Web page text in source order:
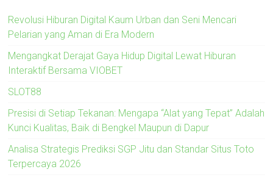
Revolusi Hiburan Digital Kaum Urban dan Seni Mencari
Pelarian yang Aman di Era Modern
Mengangkat Derajat Gaya Hidup Digital Lewat Hiburan
Interaktif Bersama VIOBET
SLOT88
Presisi di Setiap Tekanan: Mengapa “Alat yang Tepat” Adalah
Kunci Kualitas, Baik di Bengkel Maupun di Dapur
Analisa Strategis Prediksi SGP Jitu dan Standar Situs Toto
Terpercaya 2026